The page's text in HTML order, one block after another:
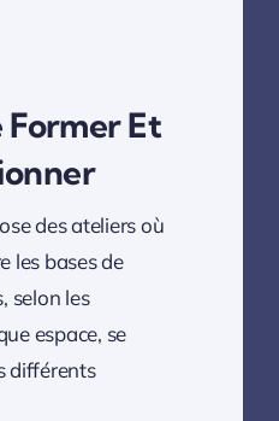
Former Et
des ateliers où
les bases de
selon les
espace, se
différents